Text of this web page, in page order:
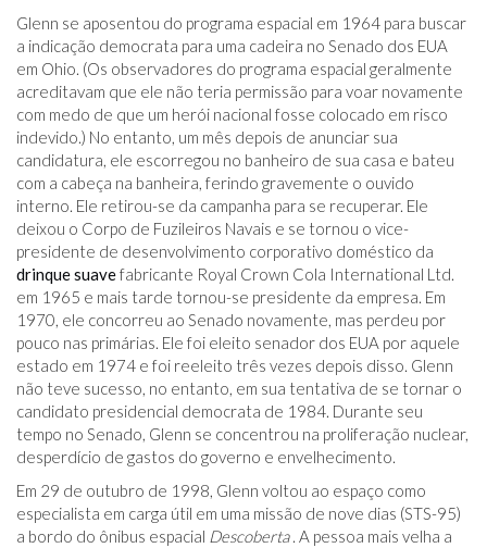
Glenn se aposentou do programa espacial em 1964 para buscar
a indicação democrata para uma cadeira no Senado dos EUA
em Ohio. (Os observadores do programa espacial geralmente
acreditavam que ele não teria permissão para voar novamente
com medo de que um herói nacional fosse colocado em risco
indevido.) No entanto, um mês depois de anunciar sua
candidatura, ele escorregou no banheiro de sua casa e bateu
com a cabeça na banheira, ferindo gravemente o ouvido
interno. Ele retirou-se da campanha para se recuperar. Ele
deixou o Corpo de Fuzileiros Navais e se tornou o vice-
presidente de desenvolvimento corporativo doméstico da
drinque suavefabricante Royal Crown Cola International Ltd.
em 1965 e mais tarde tornou-se presidente da empresa. Em
1970, ele concorreu ao Senado novamente, mas perdeu por
pouco nas primárias. Ele foi eleito senador dos EUA por aquele
estado em 1974 e foi reeleito três vezes depois disso. Glenn
não teve sucesso, no entanto, em sua tentativa de se tornar o
candidato presidencial democrata de 1984. Durante seu
tempo no Senado, Glenn se concentrou na proliferação nuclear,
desperdício de gastos do governo e envelhecimento.
Em 29 de outubro de 1998, Glenn voltou ao espaço como
especialista em carga útil em uma missão de nove dias (STS-95)
a bordo do ônibus espacial Descoberta. A pessoa mais velha a